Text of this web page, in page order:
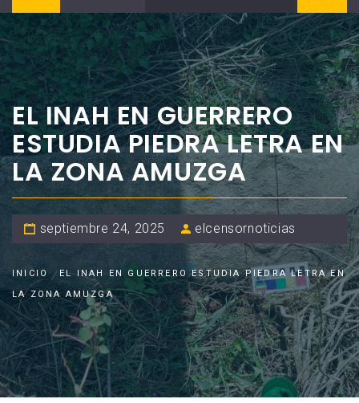
principal
EL INAH EN GUERRERO
ESTUDIA PIEDRA LETRA EN
LA ZONA AMUZGA
septiembre 24, 2025 elcensornoticias
INICIO
EL INAH EN GUERRERO ESTUDIA PIEDRA LETRA EN
LA ZONA AMUZGA